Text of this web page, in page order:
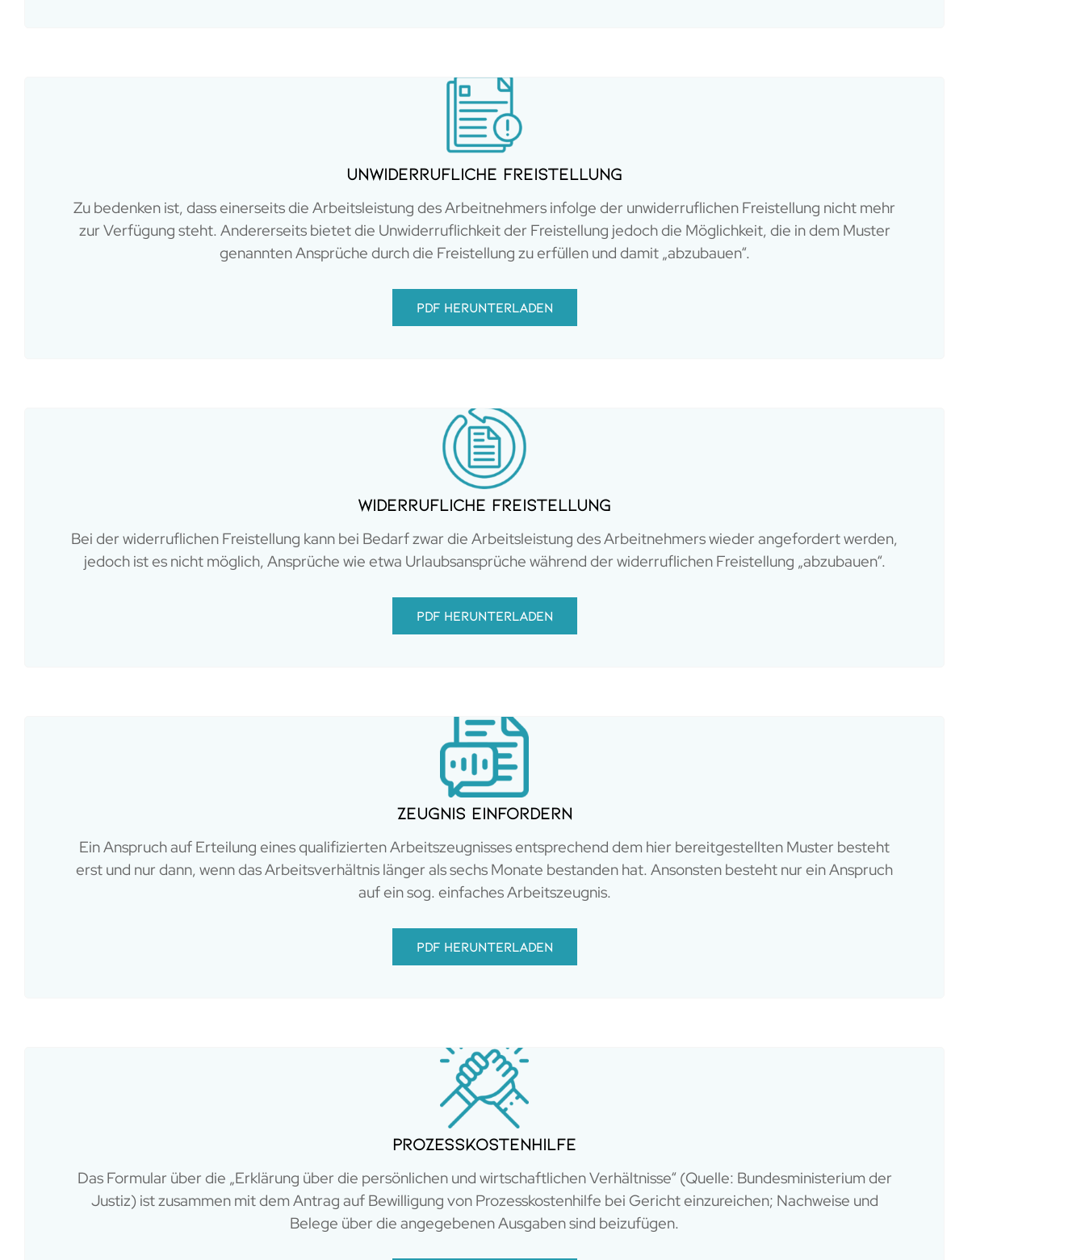
Unwiderrufliche Freistellung
Zu bedenken ist, dass einerseits die Arbeitsleistung des Arbeitnehmers infolge der unwiderruflichen Freistellung nicht mehr
zur Verfügung steht. Andererseits bietet die Unwiderruflichkeit der Freistellung jedoch die Möglichkeit, die in dem Muster
genannten Ansprüche durch die Freistellung zu erfüllen und damit „abzubauen“.
PDF herunterladen
Widerrufliche Freistellung
Bei der widerruflichen Freistellung kann bei Bedarf zwar die Arbeitsleistung des Arbeitnehmers wieder angefordert werden,
jedoch ist es nicht möglich, Ansprüche wie etwa Urlaubsansprüche während der widerruflichen Freistellung „abzubauen“.
PDF herunterladen
Zeugnis einfordern
Ein Anspruch auf Erteilung eines qualifizierten Arbeitszeugnisses entsprechend dem hier bereitgestellten Muster besteht
erst und nur dann, wenn das Arbeitsverhältnis länger als sechs Monate bestanden hat. Ansonsten besteht nur ein Anspruch
auf ein sog. einfaches Arbeitszeugnis.
PDF herunterladen
Prozesskostenhilfe
Das Formular über die „Erklärung über die persönlichen und wirtschaftlichen Verhältnisse“ (Quelle: Bundesministerium der
Justiz) ist zusammen mit dem Antrag auf Bewilligung von Prozesskostenhilfe bei Gericht einzureichen; Nachweise und
Belege über die angegebenen Ausgaben sind beizufügen.